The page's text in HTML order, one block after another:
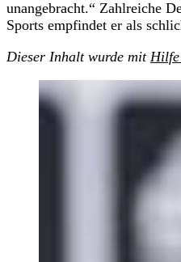
unangebracht.“ Zahlreiche
Sports empfindet er als
Dieser Inhalt wurde mit